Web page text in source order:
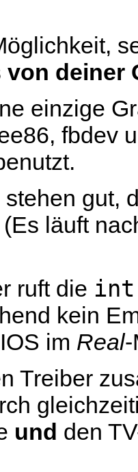
deiner
einzige
fbdev
stehen gut,
(Es läuft
ruft die int
kein
im Real-
Treiber
und den